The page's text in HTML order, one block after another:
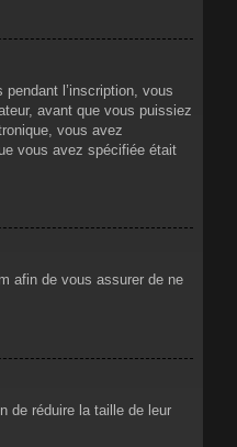
l’inscription, vous
avant que vous puissiez
vous avez
vous avez spécifiée était
afin de vous assurer de ne
de réduire la taille de leur